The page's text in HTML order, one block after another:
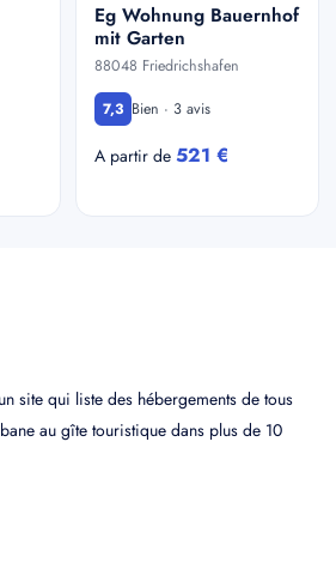
Eg Wohnung Bauernhof
mit Garten
88048 Friedrichshafen
7,3 Bien · 3 avis
A partir de 521 €
site qui liste des hébergements de tous
au gîte touristique dans plus de 10